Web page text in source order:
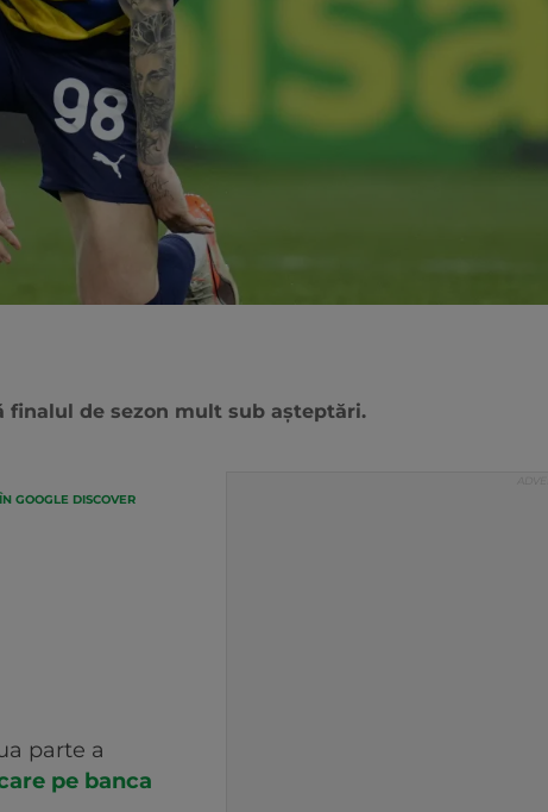
finalul de sezon mult sub așteptări.
GOOGLE DISCOVER
parte a
pe banca